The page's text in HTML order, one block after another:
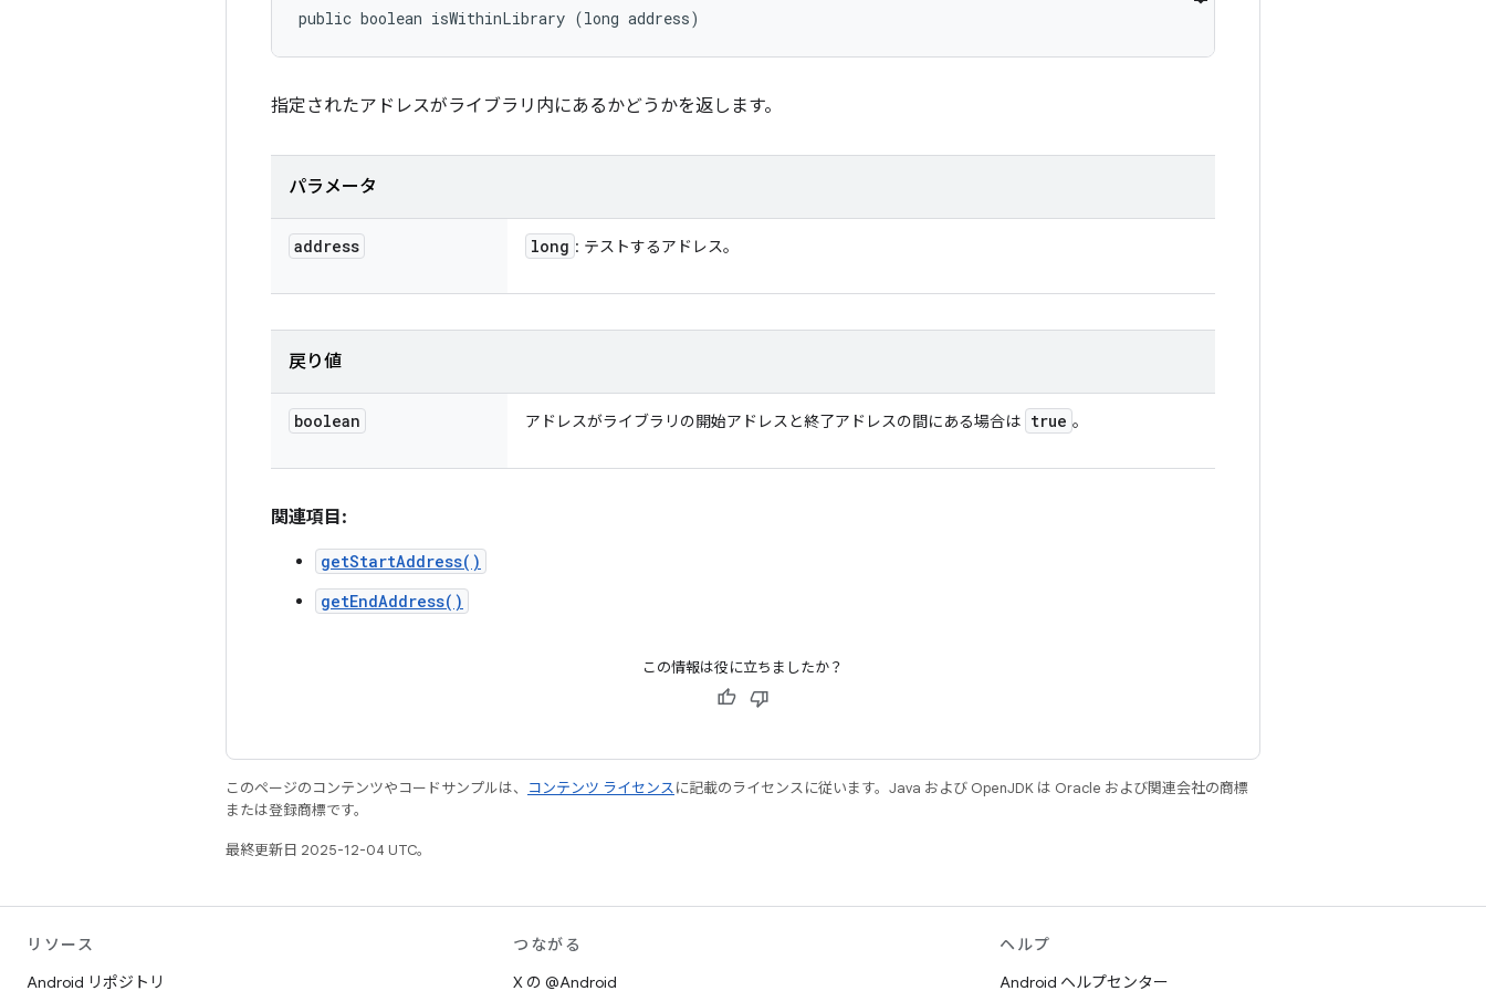
public boolean isWithinLibrary (long address)
指定されたアドレスがライブラリ内にあるかどうかを返します。
パラメータ
address long : テストするアドレス。
戻り値
boolean アドレスがライブラリの開始アドレスと終了アドレスの間にある場合は true 。
関連項目:
getStartAddress()
getEndAddress()
この情報は役に立ちましたか？
このページのコンテンツやコードサンプルは、 コンテンツ ライセンスに記載のライセンスに従います。Java および OpenJDK は Oracle および関連会社の商標
または登録商標です。
最終更新日 2025-12-04 UTC。
リソース
Android リポジトリ
つながる
X の @Android
ヘルプ
Android ヘルプセンター